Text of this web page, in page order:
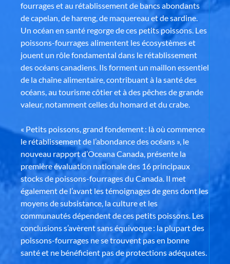
fourrages et au rétablissement de bancs abondants
de capelan, de hareng, de maquereau et de sardine.
Un océan en santé regorge de ces petits poissons. Les
poissons-fourrages alimentent les écosystèmes et
jouent un rôle fondamental dans le rétablissement
des océans canadiens. Ils forment un maillon essentiel
de la chaîne alimentaire, contribuant à la santé des
océans, au tourisme côtier et à des pêches de grande
valeur, notamment celles du homard et du crabe.
« Petits poissons, grand fondement : là où commence
le rétablissement de l’abondance des océans », le
nouveau rapport d’Oceana Canada, présente la
première évaluation nationale des 16 principaux
stocks de poissons-fourrages du Canada. Il met
également de l’avant les témoignages de gens dont les
moyens de subsistance, la culture et les
communautés dépendent de ces petits poissons. Les
conclusions s’avèrent sans équivoque : la plupart des
poissons-fourrages ne se trouvent pas en bonne
santé et ne bénéficient pas de protections adéquates.